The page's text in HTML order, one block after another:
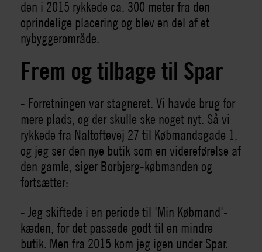
den i 2015 rykkede ca. 300 meter fra den
oprindelige placering og blev en del af et
nybyggerområde.
Frem og tilbage til Spar
- Forretningen var stagneret. Vi havde brug for
mere plads, og der skulle ske noget nyt. Så vi
rykkede fra Naltoftevej 27 til Købmandsgade 1,
og jeg ser den nye butik som en videreførelse af
den gamle, siger Borbjerg-købmanden og
fortsætter:
- Jeg skiftede i en periode til 'Min Købmand'-
kæden, for det passede godt til en mindre
butik. Men fra 2015 kom jeg igen under Spar.